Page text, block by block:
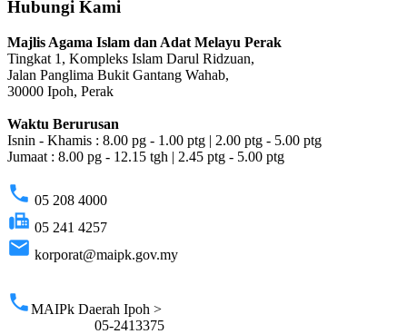
Hubungi Kami
Majlis Agama Islam dan Adat Melayu Perak
Tingkat 1, Kompleks Islam Darul Ridzuan,
Jalan Panglima Bukit Gantang Wahab,
30000 Ipoh, Perak
Waktu Berurusan
Isnin - Khamis : 8.00 pg - 1.00 ptg | 2.00 ptg - 5.00 ptg
Jumaat : 8.00 pg - 12.15 tgh | 2.45 ptg - 5.00 ptg
phone 05 208 4000
fax 05 241 4257
email korporat@maipk.gov.my
phoneMAIPk Daerah Ipoh >
05-2413375